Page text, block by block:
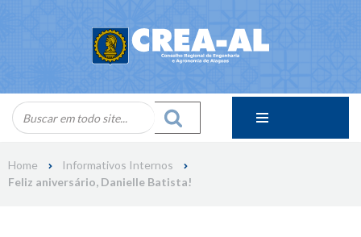
Home
Informativos Internos
Feliz aniversário, Danielle Batista!